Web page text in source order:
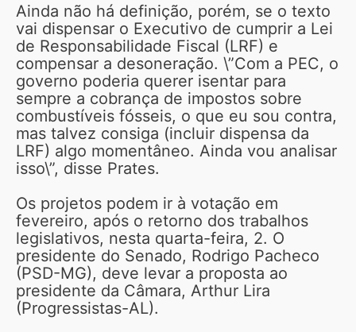
Ainda não há definição, porém, se o texto
vai dispensar o Executivo de cumprir a Lei
de Responsabilidade Fiscal (LRF) e
compensar a desoneração. \”Com a PEC, o
governo poderia querer isentar para
sempre a cobrança de impostos sobre
combustíveis fósseis, o que eu sou contra,
mas talvez consiga (incluir dispensa da
LRF) algo momentâneo. Ainda vou analisar
isso\”, disse Prates.
Os projetos podem ir à votação em
fevereiro, após o retorno dos trabalhos
legislativos, nesta quarta-feira, 2. O
presidente do Senado, Rodrigo Pacheco
(PSD-MG), deve levar a proposta ao
presidente da Câmara, Arthur Lira
(Progressistas-AL).